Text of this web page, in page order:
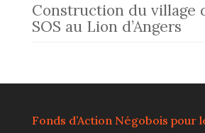
Construction du village
SOS au Lion d’Angers
Fonds d’Action Négobois pour